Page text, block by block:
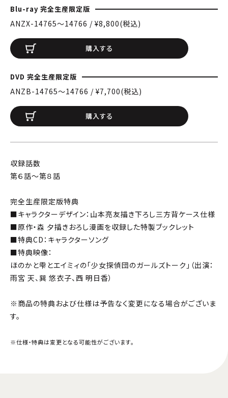
Blu-ray 完全生産限定版
ANZX-14765〜14766 / ¥8,800(税込)
購入する
DVD 完全生産限定版
ANZB-14765〜14766 / ¥7,700(税込)
購入する
収録話数
第６話～第８話
完全生産限定版特典
■キャラクターデザイン：山本亮友描き下ろし三方背ケース仕様
■原作・森 夕描きおろし漫画を収録した特製ブックレット
■特典CD：キャラクターソング
■特典映像：
ほのかと雫とエイミィの「少女探偵団のガールズトーク」（出演：
雨宮 天、巽 悠衣子、西 明日香）
※商品の特典および仕様は予告なく変更になる場合がございま
す。
※仕様・特典は変更となる可能性がございます。